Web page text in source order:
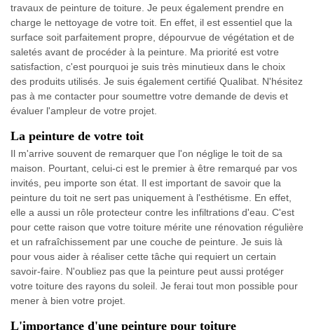
travaux de peinture de toiture. Je peux également prendre en
charge le nettoyage de votre toit. En effet, il est essentiel que la
surface soit parfaitement propre, dépourvue de végétation et de
saletés avant de procéder à la peinture. Ma priorité est votre
satisfaction, c'est pourquoi je suis très minutieux dans le choix
des produits utilisés. Je suis également certifié Qualibat. N'hésitez
pas à me contacter pour soumettre votre demande de devis et
évaluer l'ampleur de votre projet.
La peinture de votre toit
Il m'arrive souvent de remarquer que l'on néglige le toit de sa
maison. Pourtant, celui-ci est le premier à être remarqué par vos
invités, peu importe son état. Il est important de savoir que la
peinture du toit ne sert pas uniquement à l'esthétisme. En effet,
elle a aussi un rôle protecteur contre les infiltrations d'eau. C'est
pour cette raison que votre toiture mérite une rénovation régulière
et un rafraîchissement par une couche de peinture. Je suis là
pour vous aider à réaliser cette tâche qui requiert un certain
savoir-faire. N'oubliez pas que la peinture peut aussi protéger
votre toiture des rayons du soleil. Je ferai tout mon possible pour
mener à bien votre projet.
L'importance d'une peinture pour toiture